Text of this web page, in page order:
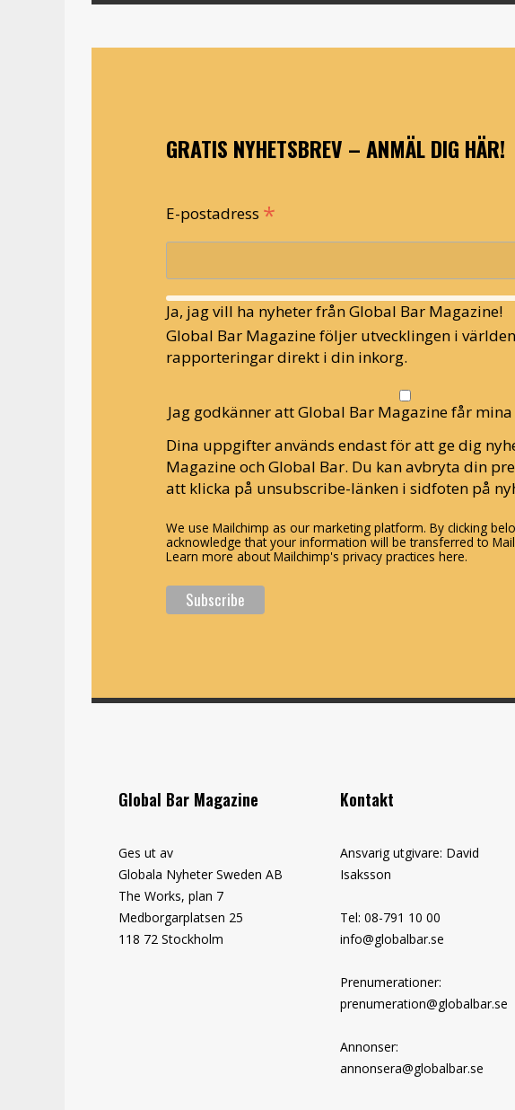
GRATIS NYHETSBREV – ANMÄL DIG HÄR!
E-postadress *
Ja, jag vill ha nyheter från Global Bar Magazine!
Global Bar Magazine följer utvecklingen i
rapporteringar direkt i din inkorg.
Jag godkänner att Global Bar Magazine får
Dina uppgifter används endast för att ge dig
Magazine och Global Bar. Du kan avbryta din
att klicka på unsubscribe-länken i sidfoten på
We use Mailchimp as our marketing platform. By clicking
acknowledge that your information will be transferred to
Learn more about Mailchimp's privacy practices here.
Global Bar Magazine
Ges ut av
Globala Nyheter Sweden AB
The Works, plan 7
Medborgarplatsen 25
118 72 Stockholm
Kontakt
Ansvarig utgivare: David
Isaksson
Tel: 08-791 10 00
info@globalbar.se
Prenumerationer:
prenumeration@globalbar.se
Annonser:
annonsera@globalbar.se